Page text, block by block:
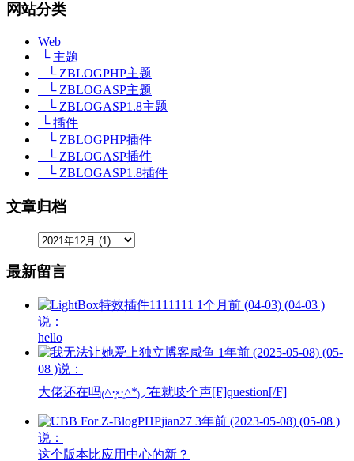
网站分类
Web
└ 主题
└ ZBLOGPHP主题
└ ZBLOGASP主题
└ ZBLOGASP1.8主题
└ 插件
└ ZBLOGPHP插件
└ ZBLOGASP插件
└ ZBLOGASP1.8插件
文章归档
最新留言
1111111 1个月前 (04-03) (04-03 )
说：
hello
咸鱼 1年前 (2025-05-08) (05-
08 )说：
大佬还在吗₍˄·͈༝·͈˄*₎◞ ̑̑在就吱个声[F]question[/F]
jian27 3年前 (2023-05-08) (05-08 )
说：
这个版本比应用中心的新？